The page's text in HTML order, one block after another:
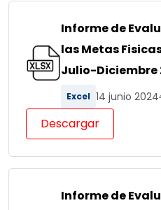
Informe de
las Metas
Julio-Diciembre
Excel 14 junio 2024
Descargar
Informe de